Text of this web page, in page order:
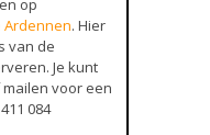
op
Ardennen. Hier
van de
Je kunt
voor een
084